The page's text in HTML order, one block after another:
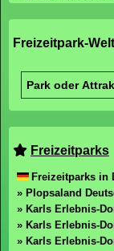
Freizeitpark-
Freizeitparks
Freizeitparks in
» Plopsaland
» Karls Erlebnis-
» Karls Erlebnis-
» Karls Erlebnis-